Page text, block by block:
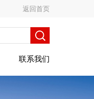
返回首页
联系我们